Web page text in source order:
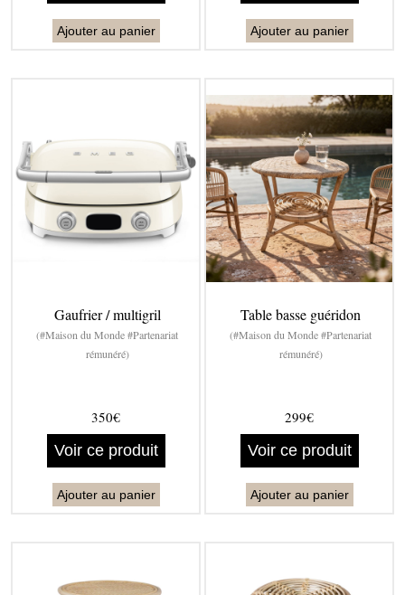
Ajouter au panier Ajouter au panier
Gaufrier / multigril
(#Maison du Monde #Partenariat
rémunéré)
350€
Voir ce produit
Ajouter au panier
Table basse guéridon
(#Maison du Monde #Partenariat
rémunéré)
299€
Voir ce produit
Ajouter au panier